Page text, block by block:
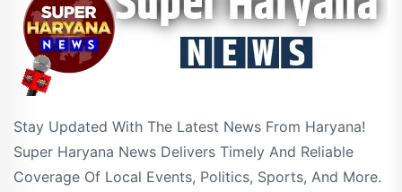
Stay Updated With The Latest News From Haryana!
Super Haryana News Delivers Timely And Reliable
Coverage Of Local Events, Politics, Sports, And More.